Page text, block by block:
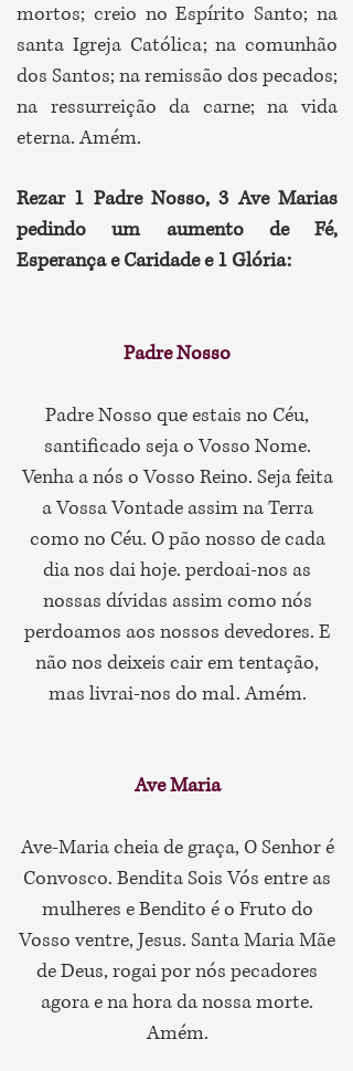
mortos; creio no Espírito Santo; na
santa Igreja Católica; na comunhão
dos Santos; na remissão dos pecados;
na ressurreição da carne; na vida
eterna. Amém.
Rezar 1 Padre Nosso, 3 Ave Marias
pedindo um aumento de Fé,
Esperança e Caridade e 1 Glória:
Padre Nosso
Padre Nosso que estais no Céu,
santificado seja o Vosso Nome.
Venha a nós o Vosso Reino. Seja feita
a Vossa Vontade assim na Terra
como no Céu. O pão nosso de cada
dia nos dai hoje. perdoai-nos as
nossas dívidas assim como nós
perdoamos aos nossos devedores. E
não nos deixeis cair em tentação,
mas livrai-nos do mal. Amém.
Ave Maria
Ave-Maria cheia de graça, O Senhor é
Convosco. Bendita Sois Vós entre as
mulheres e Bendito é o Fruto do
Vosso ventre, Jesus. Santa Maria Mãe
de Deus, rogai por nós pecadores
agora e na hora da nossa morte.
Amém.